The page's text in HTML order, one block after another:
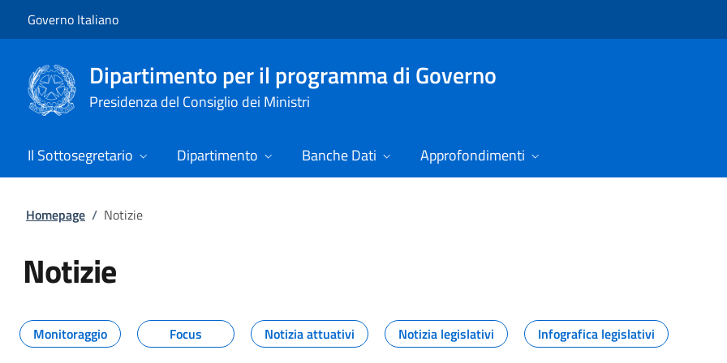
Governo Italiano
Dipartimento per il programma di Governo
Presidenza del Consiglio dei Ministri
Il Sottosegretario Dipartimento Banche Dati Approfondimenti
Homepage / Notizie
Notizie
Tutti i contenuti della pagina Notizie
Monitoraggio Focus Notizia attuativi Notizia legislativi Infografica legislativi